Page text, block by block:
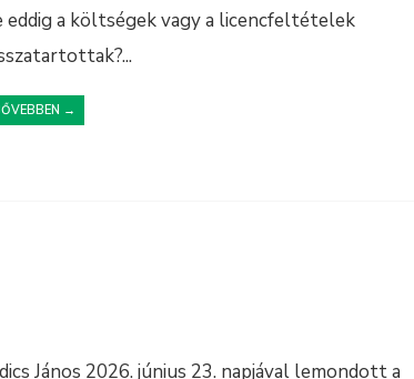
eddig a költségek vagy a licencfeltételek
...
→
János 2026. június 23. napjával lemondott a